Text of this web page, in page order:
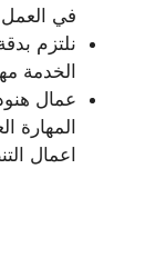
في
نلتزم
الخدمة
عمال
المهارة
اعمال